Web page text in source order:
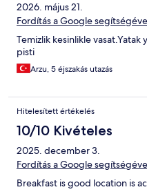
2026. május 21.
Fordítás a Google
Temizlik kesinlikle
pisti
Arzu, 5 éjszakás utazás
Hitelesített értékelés
10/10 Kivételes
2025. december 3.
Fordítás a Google
Breakfast is good location is